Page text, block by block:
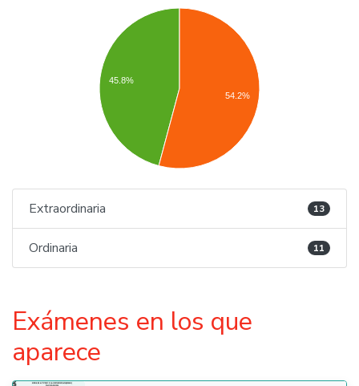
45.8%
54.2%
Extraordinaria 13
Ordinaria 11
Exámenes en los que
aparece